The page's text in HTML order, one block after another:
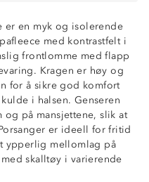
er en myk og isolerende
med kontrastfelt i
frontlomme med flapp
Kragen er høy og
for å sikre god komfort
i halsen. Genseren
på mansjettene, slik at
er ideell for fritid
ypperlig mellomlag på
skalltøy i varierende
flapp